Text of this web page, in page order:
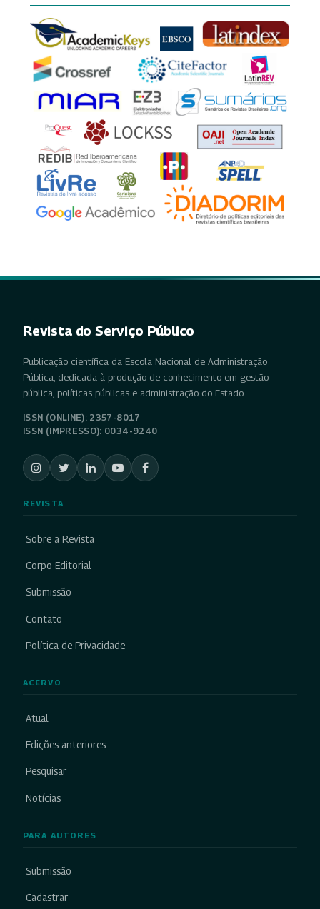
Revista do Serviço Público
Publicação científica da Escola Nacional de Administração
Pública, dedicada à produção de conhecimento em gestão
pública, políticas públicas e administração do Estado.
ISSN (ONLINE): 2357-8017
ISSN (IMPRESSO): 0034-9240
REVISTA
Sobre a Revista
Corpo Editorial
Submissão
Contato
Política de Privacidade
ACERVO
Atual
Edições anteriores
Pesquisar
Notícias
PARA AUTORES
Submissão
Cadastrar